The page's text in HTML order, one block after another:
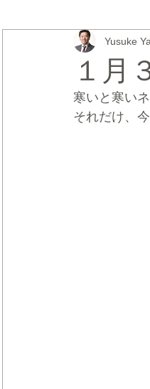
リブランディング®
CRMブランディング®
１月
Yusuke
寒いと寒い
それだけ、